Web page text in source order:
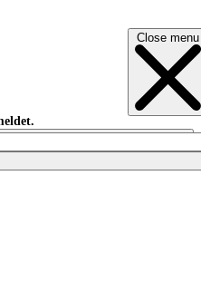
Close menu
Anmelden